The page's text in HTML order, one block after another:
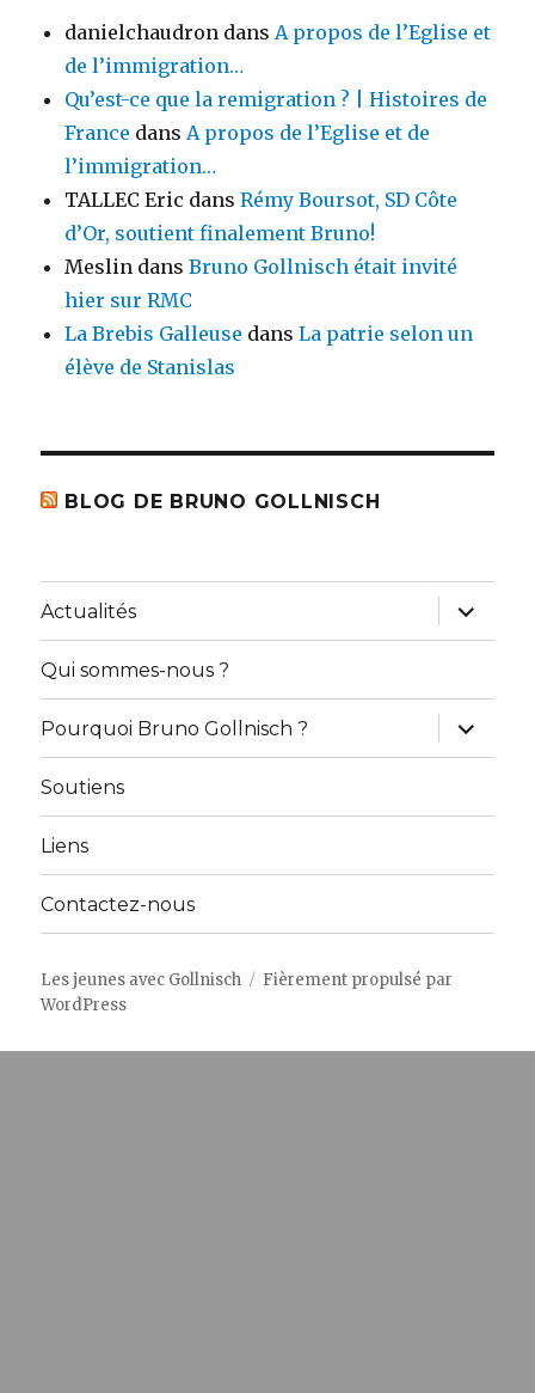
danielchaudron dansA propos de l’Eglise et
de l’immigration…
Qu’est-ce que la remigration ? | Histoires de
France dansA propos de l’Eglise et de
l’immigration…
TALLEC Eric dansRémy Boursot, SD Côte
d’Or, soutient finalement Bruno!
Meslin dansBruno Gollnisch était invité
hier sur RMC
La Brebis Galleuse dansLa patrie selon un
élève de Stanislas
BLOG DE BRUNO GOLLNISCH
Actualités
ouvrir
le
sous-
Qui sommes-nous ?
Pourquoi Bruno Gollnisch ?
ouvrir
le
sous-
Soutiens
Liens
Contactez-nous
Les jeunes avec Gollnisch
Fièrement propulsé par
WordPress